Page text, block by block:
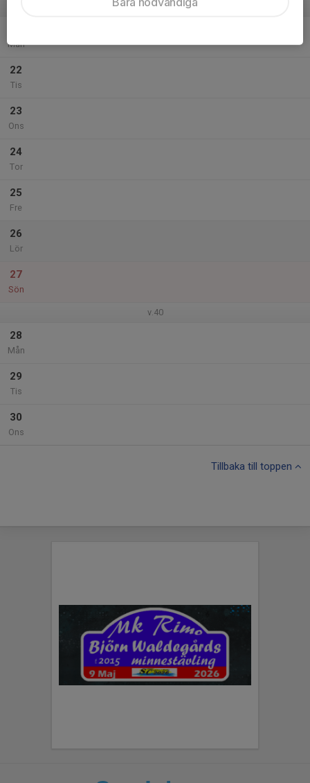
v.39
Mån
22
Tis
23
Ons
24
Tor
25
Fre
26
Lör
27
Sön
v.40
28
Mån
29
Tis
30
Ons
Tillbaka till toppen